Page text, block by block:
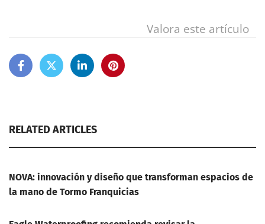
Valora este artículo
RELATED ARTICLES
NOVA: innovación y diseño que transforman espacios de
la mano de Tormo Franquicias